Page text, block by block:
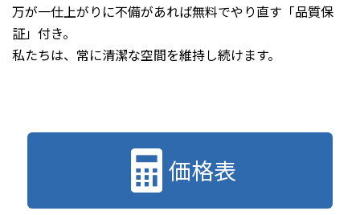
万が一仕上がりに不備があれば無料でやり直す「品質保
証」付き。
私たちは、常に清潔な空間を維持し続けます。
価格表